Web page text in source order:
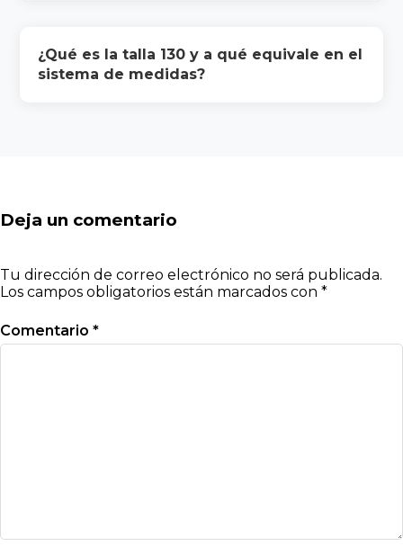
¿Qué es la talla 130 y a qué equivale en el
sistema de medidas?
Deja un comentario
Tu dirección de correo electrónico no será publicada.
Los campos obligatorios están marcados con *
Comentario *